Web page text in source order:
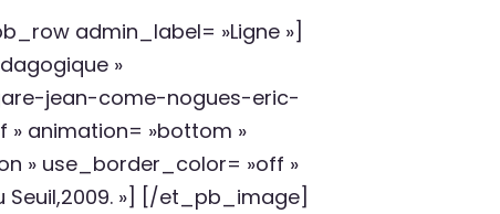
admin_label= »Ligne »]
»
jean-come-nogues-eric-
» animation= »bottom »
» use_border_color= »off »
Seuil,2009. »] [/et_pb_image]